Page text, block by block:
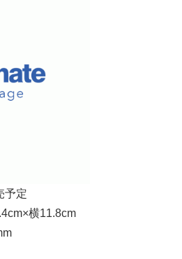
予定
横11.8cm